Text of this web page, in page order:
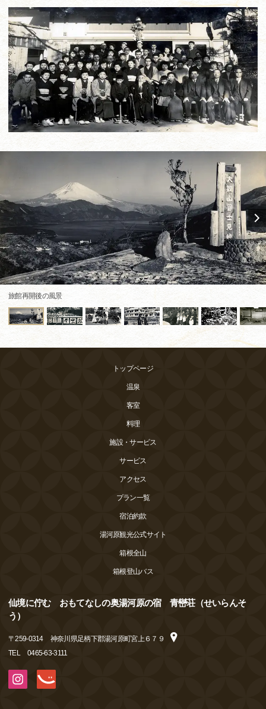
旅館再開後の風景
トップページ
温泉
客室
料理
施設・サービス
サービス
アクセス
プラン一覧
宿泊約款
湯河原観光公式サイト
箱根全山
箱根登山バス
仙境に佇む おもてなしの奥湯河原の宿 青巒荘（せいらんそ
う）
〒259-0314
神奈川県足柄下郡湯河原町宮上６７９
TEL
0465-63-3111